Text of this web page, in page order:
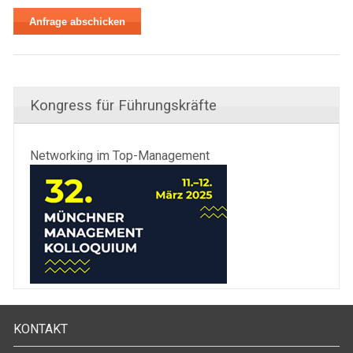
Kongress für Führungskräfte
Networking im Top-Management
KONTAKT